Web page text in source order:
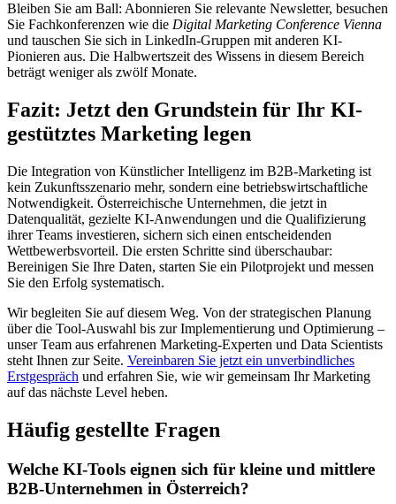
Bleiben Sie am Ball: Abonnieren Sie relevante Newsletter, besuchen
Sie Fachkonferenzen wie die Digital Marketing Conference Vienna
und tauschen Sie sich in LinkedIn-Gruppen mit anderen KI-
Pionieren aus. Die Halbwertszeit des Wissens in diesem Bereich
beträgt weniger als zwölf Monate.
Fazit: Jetzt den Grundstein für Ihr KI-
gestütztes Marketing legen
Die Integration von Künstlicher Intelligenz im B2B-Marketing ist
kein Zukunftsszenario mehr, sondern eine betriebswirtschaftliche
Notwendigkeit. Österreichische Unternehmen, die jetzt in
Datenqualität, gezielte KI-Anwendungen und die Qualifizierung
ihrer Teams investieren, sichern sich einen entscheidenden
Wettbewerbsvorteil. Die ersten Schritte sind überschaubar:
Bereinigen Sie Ihre Daten, starten Sie ein Pilotprojekt und messen
Sie den Erfolg systematisch.
Wir begleiten Sie auf diesem Weg. Von der strategischen Planung
über die Tool-Auswahl bis zur Implementierung und Optimierung –
unser Team aus erfahrenen Marketing-Experten und Data Scientists
steht Ihnen zur Seite. Vereinbaren Sie jetzt ein unverbindliches
Erstgespräch und erfahren Sie, wie wir gemeinsam Ihr Marketing
auf das nächste Level heben.
Häufig gestellte Fragen
Welche KI-Tools eignen sich für kleine und mittlere
B2B-Unternehmen in Österreich?